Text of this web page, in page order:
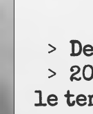
>
>
le